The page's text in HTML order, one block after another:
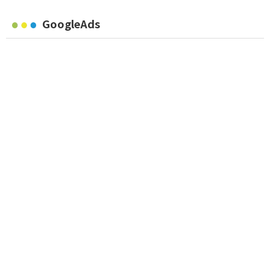
GoogleAds